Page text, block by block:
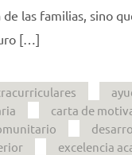
de las familias, sino
[…]
carta de
excelencia